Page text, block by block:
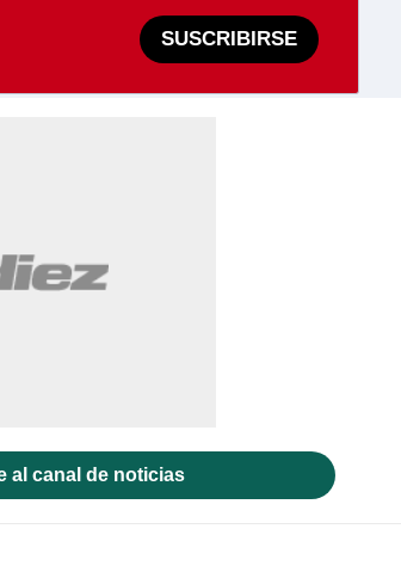
SUSCRIBIRSE
al canal de noticias